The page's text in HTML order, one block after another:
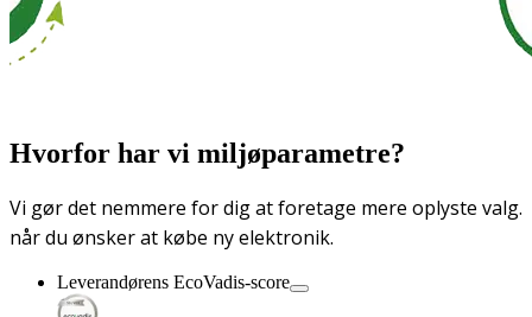
Hvorfor har vi miljøparametre?
Vi gør det nemmere for dig at foretage mere oplyste valg.
når du ønsker at købe ny elektronik.
Leverandørens EcoVadis-score